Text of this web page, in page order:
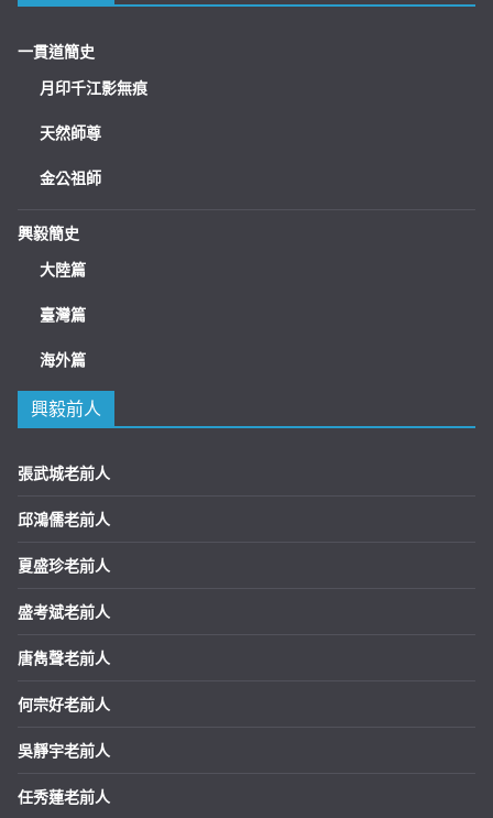
一貫道簡史
月印千江影無痕
天然師尊
金公祖師
興毅簡史
大陸篇
臺灣篇
海外篇
興毅前人
張武城老前人
邱鴻儒老前人
夏盛珍老前人
盛考斌老前人
唐雋聲老前人
何宗好老前人
吳靜宇老前人
任秀蓮老前人